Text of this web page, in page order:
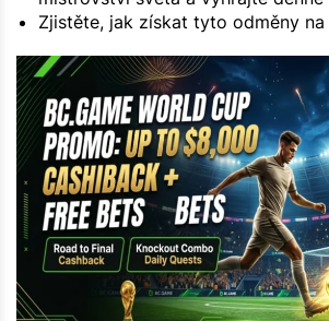
Zjistěte, jak získat tyto odměny na